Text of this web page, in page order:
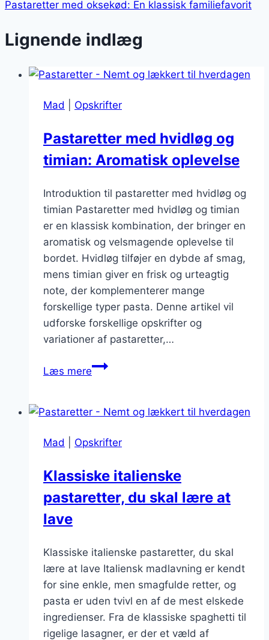
Pastaretter med oksekød: En klassisk familiefavorit
Lignende indlæg
Mad Opskrifter
Pastaretter med hvidløg og
timian: Aromatisk oplevelse
Introduktion til pastaretter med hvidløg og
timian Pastaretter med hvidløg og timian
er en klassisk kombination, der bringer en
aromatisk og velsmagende oplevelse til
bordet. Hvidløg tilføjer en dybde af smag,
mens timian giver en frisk og urteagtig
note, der komplementerer mange
forskellige typer pasta. Denne artikel vil
udforske forskellige opskrifter og
variationer af pastaretter,…
Læs merePastaretter
og
Aromatisk
Mad Opskrifter
Klassiske italienske
pastaretter, du skal lære at
lave
Klassiske italienske pastaretter, du skal
lære at lave Italiensk madlavning er kendt
for sine enkle, men smagfulde retter, og
pasta er uden tvivl en af de mest elskede
ingredienser. Fra de klassiske spaghetti til
rigelige lasagner, er der et væld af